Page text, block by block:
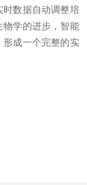
时数据自动调整培
物学的进步，智能
成一个完整的实